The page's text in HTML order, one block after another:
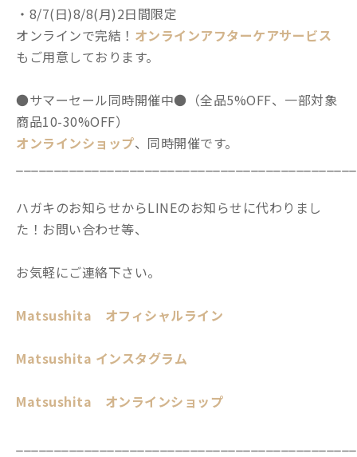
・8/7(日)8/8(月)2日間限定
オンラインで完結！ オンラインアフターケアサービス
もご用意しております。
●サマーセール同時開催中●（全品5%OFF、一部対象
商品10-30%OFF）
オンラインショップ、同時開催です。
ハガキのお知らせからLINEのお知らせに代わりまし
た！お問い合わせ等、
お気軽にご連絡下さい。
Matsushita オフィシャルライン
Matsushita インスタグラム
Matsushita オンラインショップ